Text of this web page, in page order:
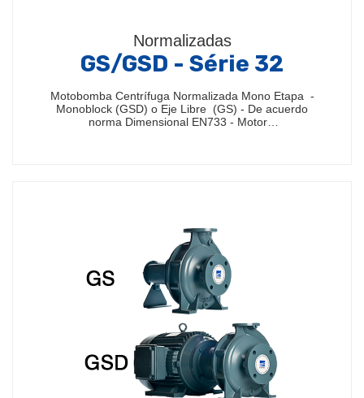
Normalizadas
GS/GSD - Série 32
Motobomba Centrífuga Normalizada Mono Etapa -
Monoblock (GSD) o Eje Libre (GS) - De acuerdo
norma Dimensional EN733 - Motor…